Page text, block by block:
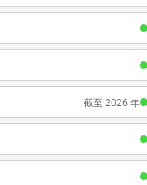
截至 2026 年